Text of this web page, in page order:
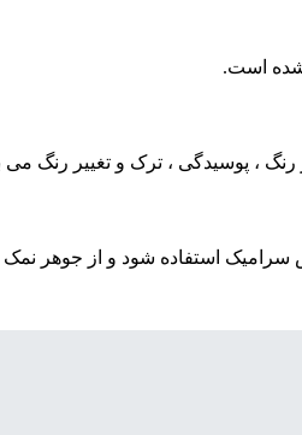
شده است.
استفاده شود و از جوهر نمک